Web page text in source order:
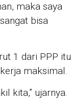
maka saya
bisa
1 dari PPP itu
maksimal.
kita,” ujarnya.